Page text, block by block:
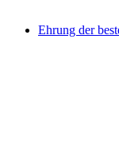
Ehrung der